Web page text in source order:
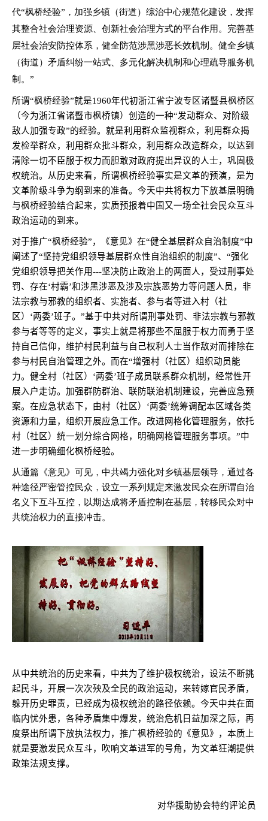
代“枫桥经验”，加强乡镇（街道）综治中心规范化建设，发挥
其整合社会治理资源、创新社会治理方式的平台作用。完善基
层社会治安防控体系，健全防范涉黑涉恶长效机制。健全乡镇
（街道）矛盾纠纷一站式、多元化解决机制和心理疏导服务机
制。”
所谓“枫桥经验”就是1960年代初浙江省宁波专区诸暨县枫桥区
（今为浙江省诸暨市枫桥镇）创造的一种“发动群众、对阶级
敌人加强专政”的经验。就是利用群众监视群众，利用群众揭
发检举群众，利用群众批斗群众，利用群众改造群众，以达到
清除一切不臣服于权力而胆敢对政府提出异议的人士，巩固极
权统治。从历史来看，所谓枫桥经验事实是文革的预演，是为
文革阶级斗争为纲到来的准备。今天中共将权力下放基层明确
与枫桥经验结合起来，实质预报着中国又一场全社会民众互斗
政治运动的到来。
对于推广“枫桥经验”，《意见》在“健全基层群众自治制度”中
阐述了“坚持党组织领导基层群众性自治组织的制度”、“强化
党组织领导把关作用---坚决防止政治上的两面人，受过刑事处
罚、存在‘村霸’和涉黑涉恶及涉及宗族恶势力等问题人员，非
法宗教与邪教的组织者、实施者、参与者等进入村（社
区）‘两委’班子。”基于中共对所谓刑事处罚、非法宗教与邪教
参与者等等的定义，事实上就是将那些不屈服于权力而勇于坚
持自己信仰，维护村民利益与自己权利人士当作敌对而排除在
参与村民自治管理之外。而在“增强村（社区）组织动员能
力。健全村（社区）‘两委’班子成员联系群众机制，经常性开
展入户走访。加强群防群治、联防联治机制建设，完善应急预
案。在应急状态下，由村（社区）‘两委’统筹调配本区域各类
资源和力量，组织开展应急工作。改进网格化管理服务，依托
村（社区）统一划分综合网格，明确网格管理服务事项。”中
进一步明确细化枫桥经验。
从通篇《意见》可见，中共竭力强化对乡镇基层领导，通过各
种途径严密管控民众，设立一系列规定来激发民众在所谓自治
名义下互斗互控，以期达成将矛盾控制在基层，转移民众对中
共统治权力的直接冲击。
从中共统治的历史来看，中共为了维护极权统治，设法不断挑
起民斗，开展一次次殃及全民的政治运动，来转嫁官民矛盾，
躲开历史罪责，已经成为极权统治的路径依赖。今天中共在面
临内忧外患，各种矛盾集中爆发，统治危机日益加深之际，再
度祭出所谓下放执法权力，推广枫桥经验的《意见》，本质上
就是要激发民众互斗，吹响文革进军的号角，为文革狂潮提供
政策法规支撑。
对华援助协会特约评论员